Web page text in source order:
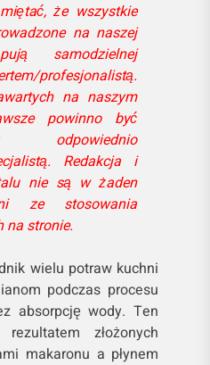
że wszystkie
na naszej
samodzielnej
profesjonalistą.
na naszym
powinno być
odpowiednio
Redakcja i
nie są w żaden
ze stosowania
na stronie.
wielu potraw kuchni
podczas procesu
absorpcję wody. Ten
złożonych
makaronu a płynem